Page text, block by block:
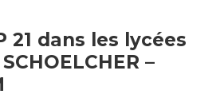
21 dans les lycées
–